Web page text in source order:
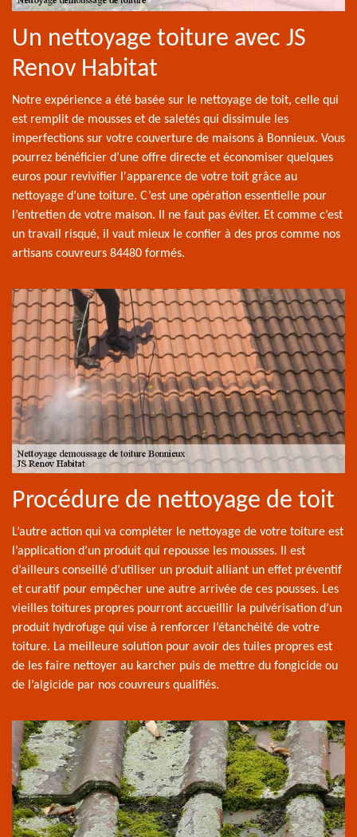
Un nettoyage toiture avec JS
Renov Habitat
Notre expérience a été basée sur le nettoyage de toit, celle qui
est remplit de mousses et de saletés qui dissimule les
imperfections sur votre couverture de maisons à Bonnieux. Vous
pourrez bénéficier d’une offre directe et économiser quelques
euros pour revivifier l'apparence de votre toit grâce au
nettoyage d’une toiture. C’est une opération essentielle pour
l’entretien de votre maison. Il ne faut pas éviter. Et comme c’est
un travail risqué, il vaut mieux le confier à des pros comme nos
artisans couvreurs 84480 formés.
Procédure de nettoyage de toit
L’autre action qui va compléter le nettoyage de votre toiture est
l’application d’un produit qui repousse les mousses. Il est
d’ailleurs conseillé d’utiliser un produit alliant un effet préventif
et curatif pour empêcher une autre arrivée de ces pousses. Les
vieilles toitures propres pourront accueillir la pulvérisation d’un
produit hydrofuge qui vise à renforcer l’étanchéité de votre
toiture. La meilleure solution pour avoir des tuiles propres est
de les faire nettoyer au karcher puis de mettre du fongicide ou
de l’algicide par nos couvreurs qualifiés.